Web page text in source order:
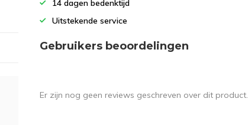
14 dagen bedenktijd
Uitstekende service
Gebruikers beoordelingen
Er zijn nog geen reviews geschreven over dit product.